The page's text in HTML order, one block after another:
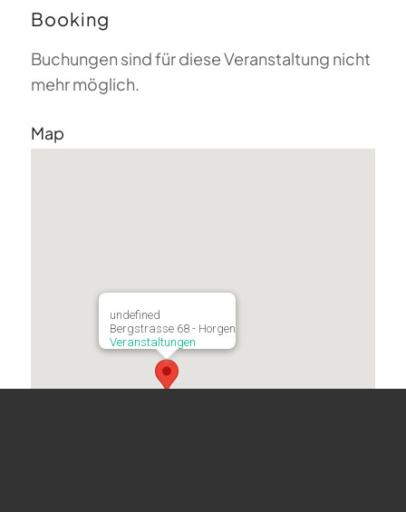
Booking
Buchungen sind für diese Veranstaltung nicht
mehr möglich.
Map
undefined
Bergstrasse 68 - Horgen
Veranstaltungen